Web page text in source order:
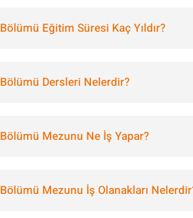
Eğitim Süresi Kaç Yıldır?
Dersleri Nelerdir?
Mezunu Ne İş Yapar?
Mezunu İş Olanakları